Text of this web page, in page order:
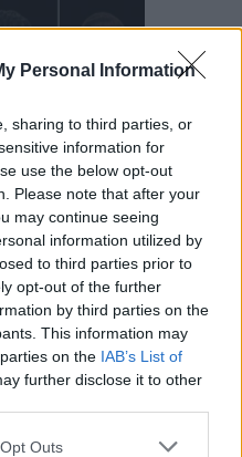
Personal Information
sharing to third parties, or
information for
use the below opt-out
Please note that after your
may continue seeing
information utilized by
to third parties prior to
opt-out of the further
by third parties on the
This information may
on the IAB’s List of
further disclose it to other
Outs